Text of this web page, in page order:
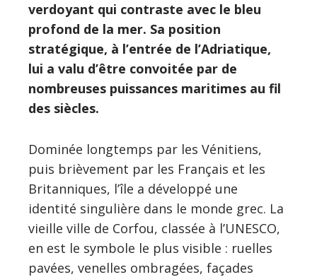
verdoyant qui contraste avec le bleu
profond de la mer. Sa position
stratégique, à l’entrée de l’Adriatique,
lui a valu d’être convoitée par de
nombreuses puissances maritimes au fil
des siècles.
Dominée longtemps par les Vénitiens,
puis brièvement par les Français et les
Britanniques, l’île a développé une
identité singulière dans le monde grec. La
vieille ville de Corfou, classée à l’UNESCO,
en est le symbole le plus visible : ruelles
pavées, venelles ombragées, façades